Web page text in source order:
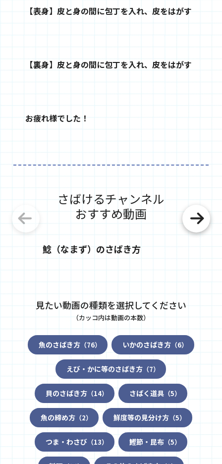
【表身】皮と身の間に包丁を入れ、皮をはがす
【裏身】皮と身の間に包丁を入れ、皮をはがす
お疲れ様でした！
さばけるチャンネル
おすすめ動画
鯰（なまず）のさばき方
見たい動画の種類を選択してください
（カッコ内は動画の本数）
魚のさばき方（76） いかのさばき方（6）
えび・かに等のさばき方 （7）
貝のさばき方（14） さばく道具（5）
魚の締め方（2） 鮮度等の見分け方（5）
つま・わさび（13） 鰹節・昆布（5）